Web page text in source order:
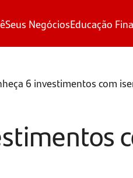
Seus NegóciosEducação
6 investimentos com